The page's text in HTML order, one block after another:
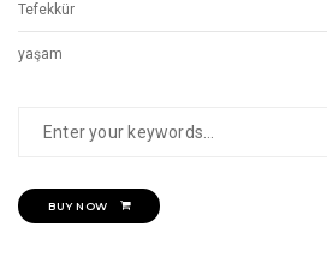
Tefekkür
yaşam
BUY NOW